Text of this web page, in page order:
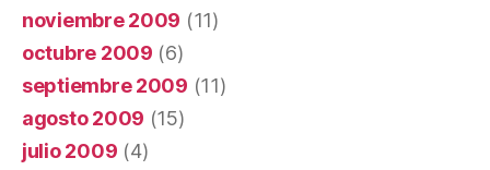
noviembre 2009 (11)
octubre 2009 (6)
septiembre 2009 (11)
agosto 2009 (15)
julio 2009 (4)